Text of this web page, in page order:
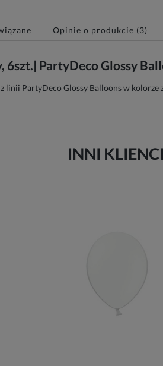
Opinie o produkcie (3)
6szt.| PartyDeco Glossy
linii PartyDeco Glossy Balloons w kolorze
INNI